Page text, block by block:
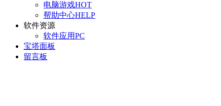
电脑游戏HOT
帮助中心HELP
软件资源
软件应用PC
宝塔面板
留言板